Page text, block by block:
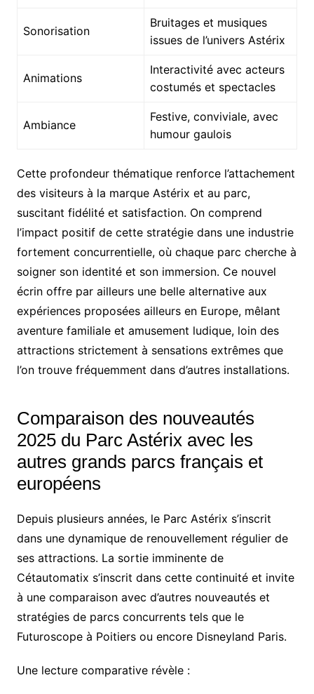
Sonorisation
Bruitages et musiques
issues de l’univers Astérix
Animations
Interactivité avec acteurs
costumés et spectacles
Ambiance
Festive, conviviale, avec
humour gaulois
Cette profondeur thématique renforce l’attachement
des visiteurs à la marque Astérix et au parc,
suscitant fidélité et satisfaction. On comprend
l’impact positif de cette stratégie dans une industrie
fortement concurrentielle, où chaque parc cherche à
soigner son identité et son immersion. Ce nouvel
écrin offre par ailleurs une belle alternative aux
expériences proposées ailleurs en Europe, mêlant
aventure familiale et amusement ludique, loin des
attractions strictement à sensations extrêmes que
l’on trouve fréquemment dans d’autres installations.
Comparaison des nouveautés
2025 du Parc Astérix avec les
autres grands parcs français et
européens
Depuis plusieurs années, le Parc Astérix s’inscrit
dans une dynamique de renouvellement régulier de
ses attractions. La sortie imminente de
Cétautomatix s’inscrit dans cette continuité et invite
à une comparaison avec d’autres nouveautés et
stratégies de parcs concurrents tels que le
Futuroscope à Poitiers ou encore Disneyland Paris.
Une lecture comparative révèle :